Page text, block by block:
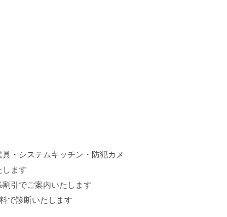
・システムキッチン・防犯カメ
します
引でご案内いたします
で診断いたします